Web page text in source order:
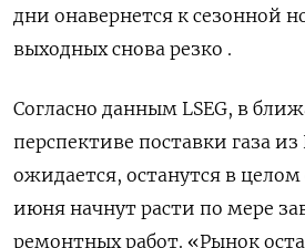
дни ​онавернется к сезонной
выходных снова резко .
Согласно данным LSEG, в
перспективе поставки ​газа
ожидается, останутся в
июня начнут расти по мере
ремонтных работ. «Рынок